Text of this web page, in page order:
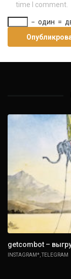
time I comment.
− один =
getcombot –
INSTAGRAM* ,TELEGRAM